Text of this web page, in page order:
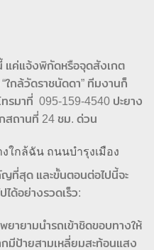
แค่แจ้งพิกัดหรือจุดสังเกต
“ใกล้วัดราชนัดดา” ทีมงานก็
รมาที่ 095‑159‑4540 ปะยาง
สถานที่ 24 ชม. ด่วน
ใกล้ฉัน ถนนบำรุงเมือง
ที่สุด และขั้นตอนต่อไปนี้จะ
ด้อย่างรวดเร็ว:
ายามนำรถเข้าชิดขอบทางให้
มีป้ายสามเหลี่ยมสะท้อนแสง